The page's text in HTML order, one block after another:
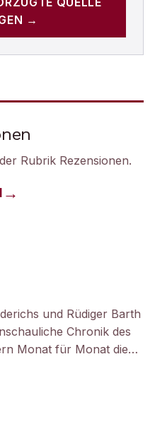
→
Rubrik Rezensionen.
und Rüdiger Barth
Chronik des
Monat für Monat die…